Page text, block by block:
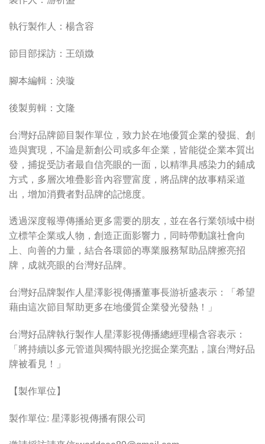
執行製作人：楊含容
節目部採訪：王頌媺
腳本編輯：泱璇
後製剪輯：文隆
台灣好品牌節目製作單位，致力於在地優質企業的發掘、創
造與實現，不論是新創公司或多年企業，皆能從企業本質出
發，捕捉受訪者最自信亮眼的一面，以精準具感染力的鋪成
方式，多層次堆疊影音內容豐富度，將品牌的故事精采道
出，增加消費者對品牌的記憶度。
透過深度報導傳播給更多需要的朋友，並在各行業領域中樹
立標竿企業或人物，創造正面影響力，同時帶動讓社會向
上、向善的力量，結合各環節的專業服務幫助品牌擦亮招
牌，成就亮眼的台灣好品牌。
台灣好品牌製作人星澤影視傳播董事長游祈盛表示：「希望
藉由這次節目幫助更多在地優質企業發光發熱！」
台灣好品牌執行製作人星澤影視傳播總經理楊含容表示：
「將持續以多元管道與獨特眼光挖掘企業亮點，讓台灣好品
牌被看見！」
【製作單位】
製作單位: 星澤影視傳播有限公司